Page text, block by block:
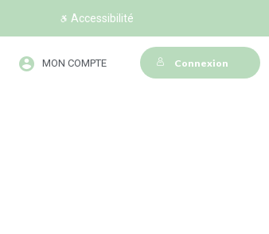
Accessibilité
MON COMPTE Connexion